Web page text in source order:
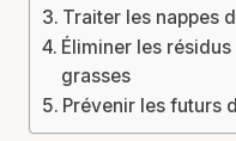
Traiter les nappes
Éliminer les
grasses
Prévenir les futurs